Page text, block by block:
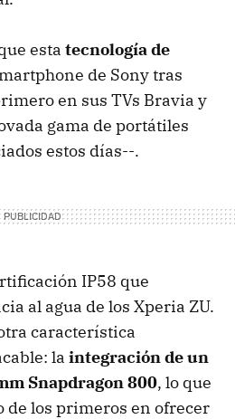
esta tecnología de
de Sony tras
en sus TVs Bravia y
gama de portátiles
estos días--.
IP58 que
al agua de los Xperia ZU.
característica
la integración de un
Snapdragon 800, lo que
los primeros en ofrecer